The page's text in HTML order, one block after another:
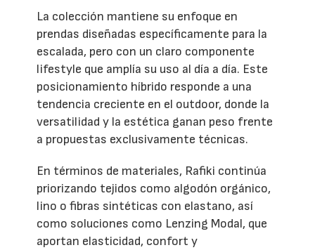
La colección mantiene su enfoque en
prendas diseñadas específicamente para la
escalada, pero con un claro componente
lifestyle que amplía su uso al día a día. Este
posicionamiento híbrido responde a una
tendencia creciente en el outdoor, donde la
versatilidad y la estética ganan peso frente
a propuestas exclusivamente técnicas.
En términos de materiales, Rafiki continúa
priorizando tejidos como algodón orgánico,
lino o fibras sintéticas con elastano, así
como soluciones como Lenzing Modal, que
aportan elasticidad, confort y